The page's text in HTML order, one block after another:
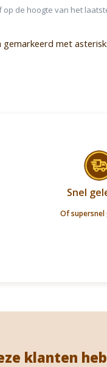
op de hoogte van het
gemarkeerd met
Snel
Of supersnel
klanten